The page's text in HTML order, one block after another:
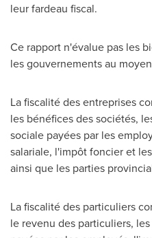
leur fardeau fiscal.
Ce rapport n'évalue pas les
les gouvernements au
La fiscalité des entreprises
les bénéfices des sociétés,
sociale payées par les
salariale, l'impôt foncier et
ainsi que les parties
La fiscalité des particuliers
le revenu des particuliers,